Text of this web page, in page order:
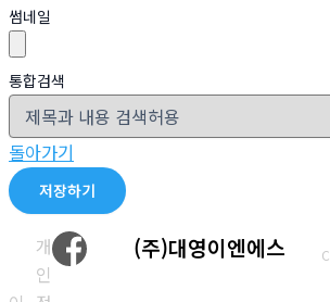
썸네일
통합검색
돌아가기
저장하기
개
인
(주)대영이엔에스